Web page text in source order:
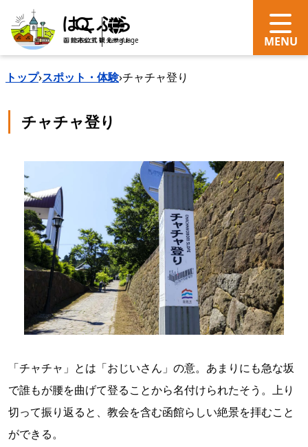
search Language
トップ›スポット・体験›チャチャ登り
チャチャ登り
「チャチャ」とは「おじいさん」の意。あまりにも急な坂
で誰もが腰を曲げて登ることから名付けられたそう。上り
切って振り返ると、教会を含む函館らしい絶景を拝むこと
ができる。